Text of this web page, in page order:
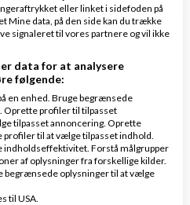
AI-abonnementer
- AI Automatisering -
08-07-2026 kl. 06:37
1 svar
eller linket i sidefoden på
Mine data, på den side kan du trække
signaleret til vores partnere og vil ikke
data for at analysere
følgende:
en enhed. Bruge begrænsede
Oprette profiler til tilpasset
tilpasset annoncering. Oprette
til at vælge tilpasset indhold.
Forstå målgrupper
af oplysninger fra forskellige kilder.
begrænsede oplysninger til at vælge
til USA.